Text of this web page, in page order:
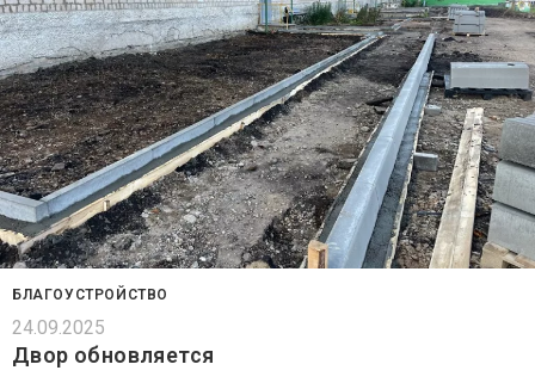
БЛАГОУСТРОЙСТВО
24.09.2025
Двор обновляется